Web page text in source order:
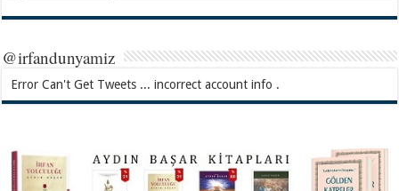
@irfandunyamiz
Error Can't Get Tweets ... incorrect account info .